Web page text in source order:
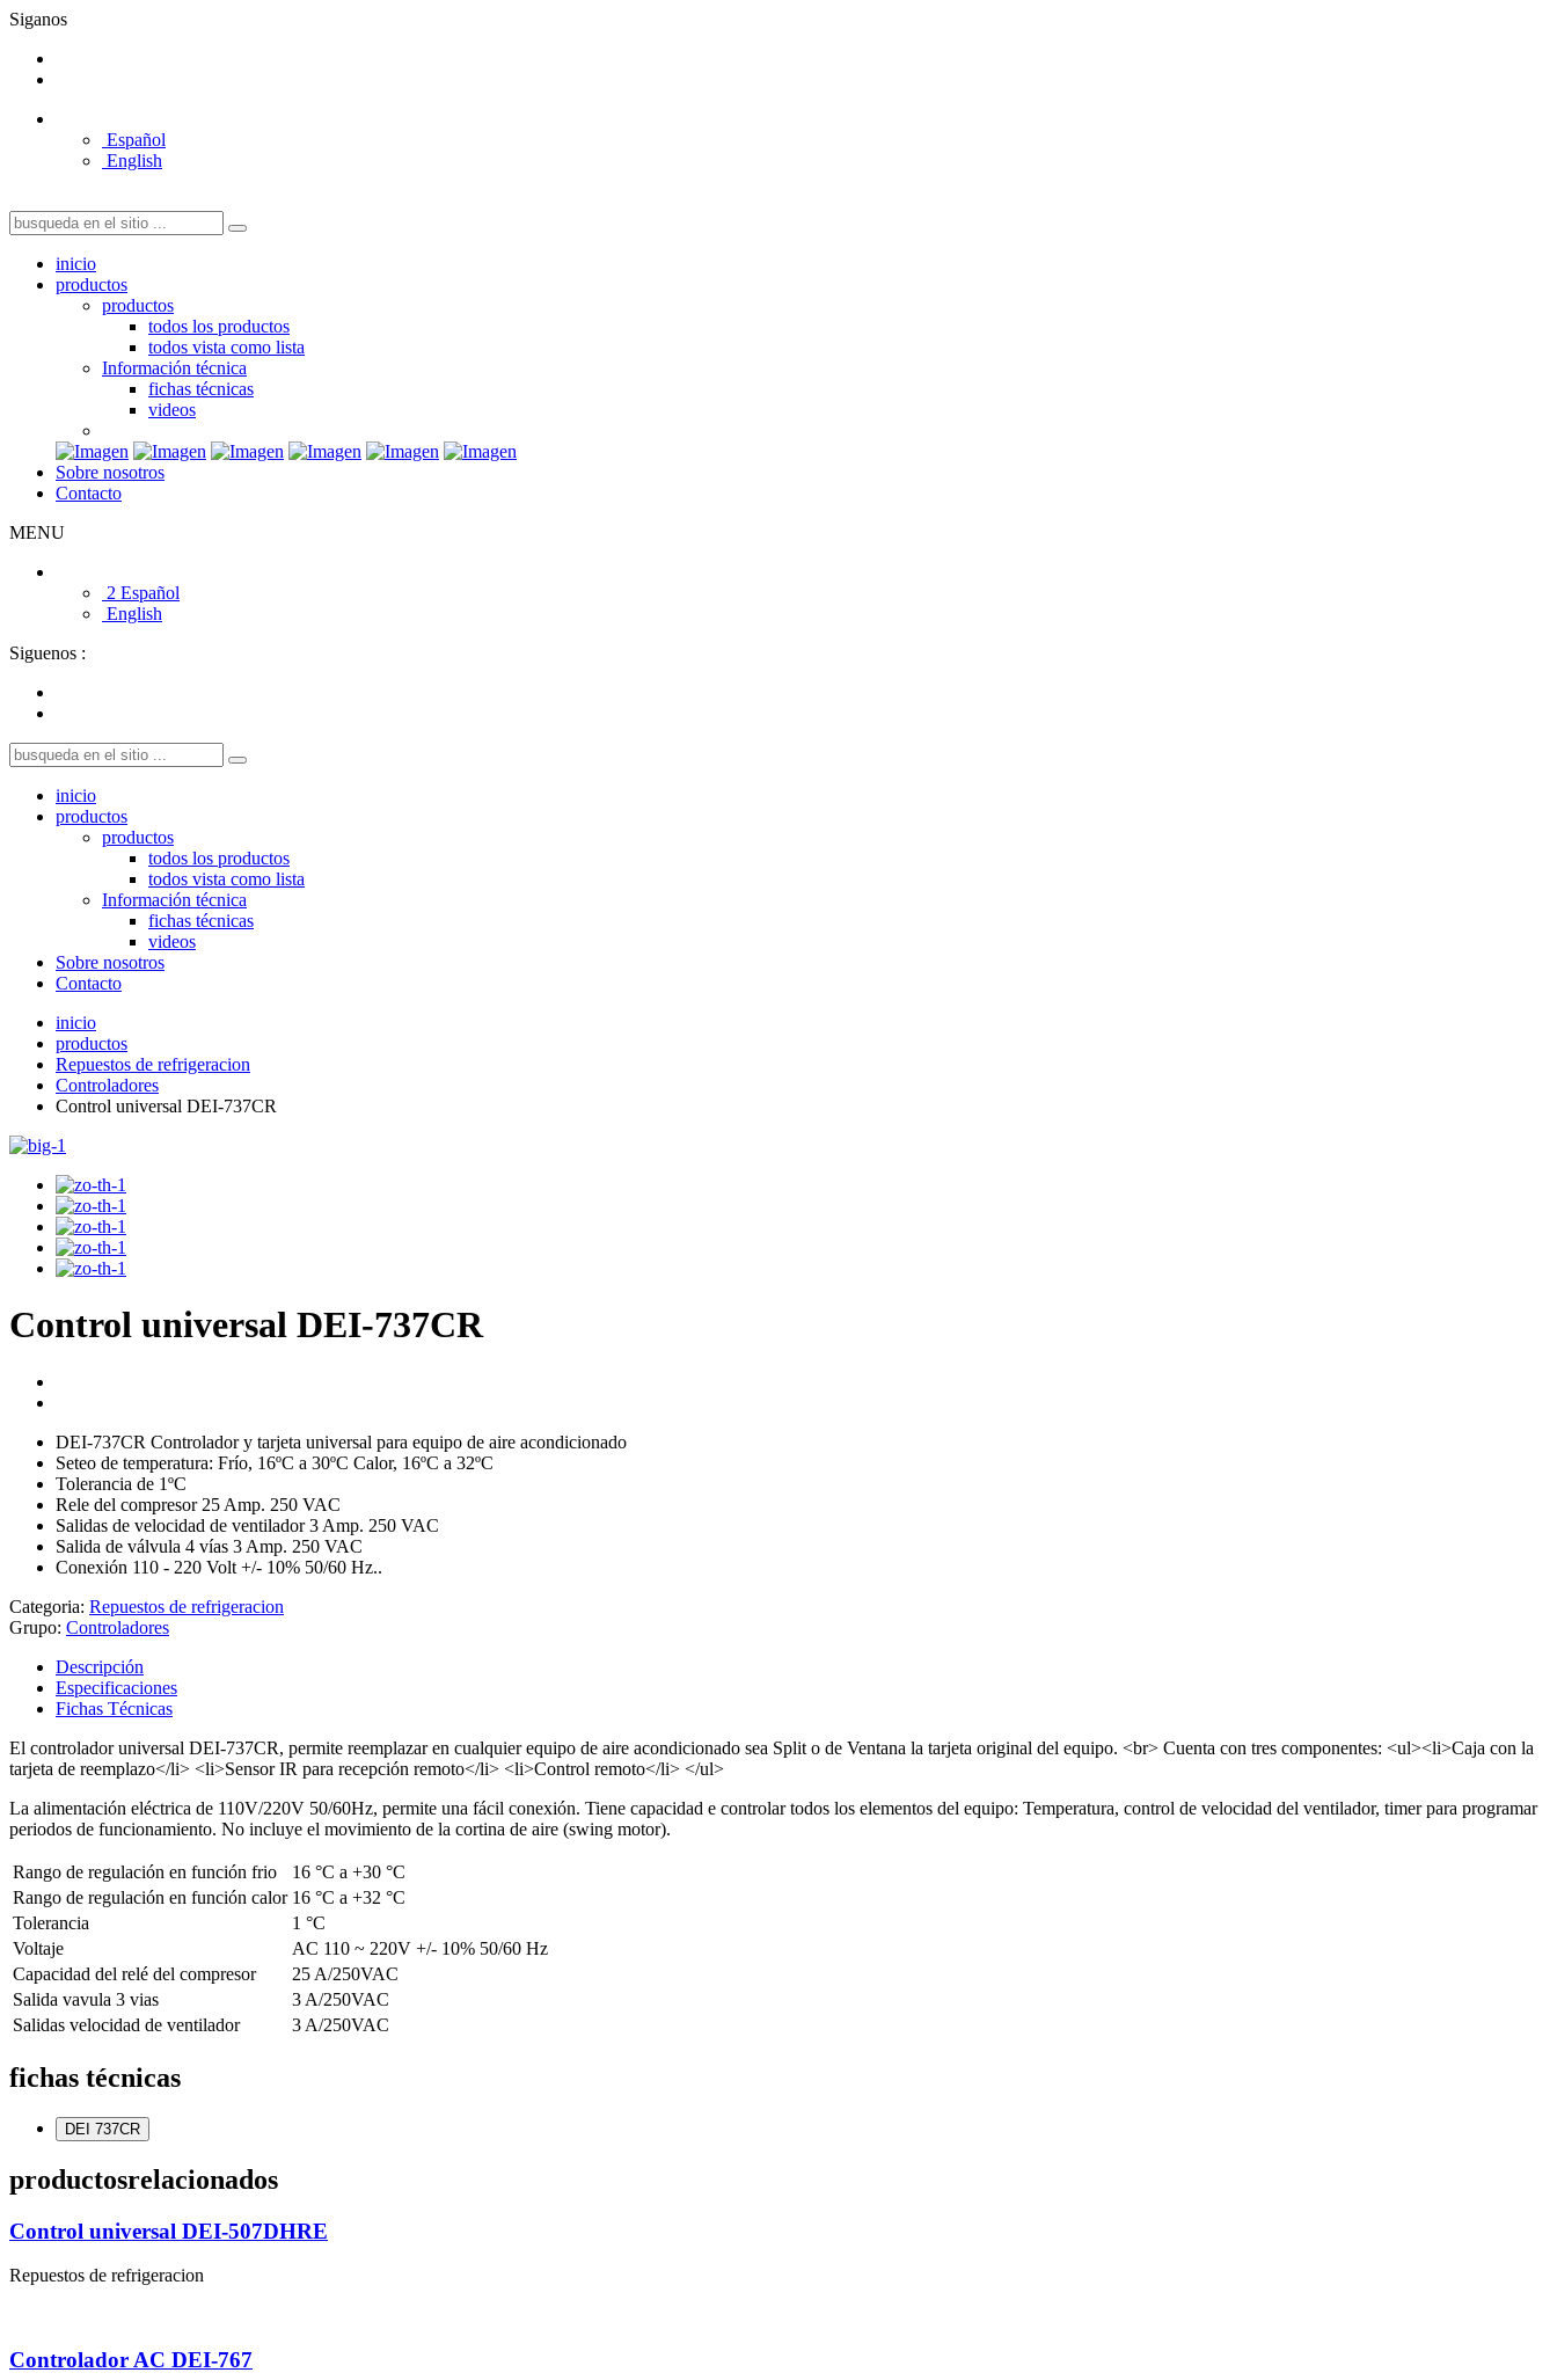
Siganos
Español
English
inicio
productos
productos
todos los productos
todos vista como lista
Información técnica
fichas técnicas
videos
Sobre nosotros
Contacto
MENU
2 Español
English
Siguenos :
inicio
productos
productos
todos los productos
todos vista como lista
Información técnica
fichas técnicas
videos
Sobre nosotros
Contacto
inicio
productos
Repuestos de refrigeracion
Controladores
Control universal DEI-737CR
Control universal DEI-737CR
DEI-737CR Controlador y tarjeta universal para equipo de aire acondicionado
Seteo de temperatura: Frío, 16ºC a 30ºC Calor, 16ºC a 32ºC
Tolerancia de 1ºC
Rele del compresor 25 Amp. 250 VAC
Salidas de velocidad de ventilador 3 Amp. 250 VAC
Salida de válvula 4 vías 3 Amp. 250 VAC
Conexión 110 - 220 Volt +/- 10% 50/60 Hz..
Categoria: Repuestos de refrigeracion
Grupo: Controladores
Descripción
Especificaciones
Fichas Técnicas
El controlador universal DEI-737CR, permite reemplazar en cualquier equipo de aire acondicionado sea Split o de Ventana la tarjeta original del equipo. <br> Cuenta con tres componentes: <ul><li>Caja con la
tarjeta de reemplazo</li> <li>Sensor IR para recepción remoto</li> <li>Control remoto</li> </ul>
La alimentación eléctrica de 110V/220V 50/60Hz, permite una fácil conexión. Tiene capacidad e controlar todos los elementos del equipo: Temperatura, control de velocidad del ventilador, timer para programar
periodos de funcionamiento. No incluye el movimiento de la cortina de aire (swing motor).
Rango de regulación en función frio
16 °C a +30 °C
Rango de regulación en función calor 16 °C a +32 °C
Tolerancia
1 °C
Voltaje
AC 110 ~ 220V +/- 10% 50/60 Hz
Capacidad del relé del compresor
25 A/250VAC
Salida vavula 3 vias
3 A/250VAC
Salidas velocidad de ventilador
3 A/250VAC
fichas técnicas
DEI 737CR
productosrelacionados
Control universal DEI-507DHRE
Repuestos de refrigeracion
Controlador AC DEI-767